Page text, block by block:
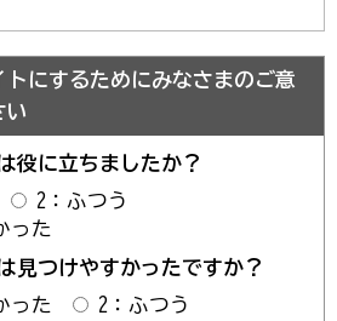
トにするためにみなさまのご意
い
役に立ちましたか？
2：ふつう
った
見つけやすかったですか？
った
2：ふつう